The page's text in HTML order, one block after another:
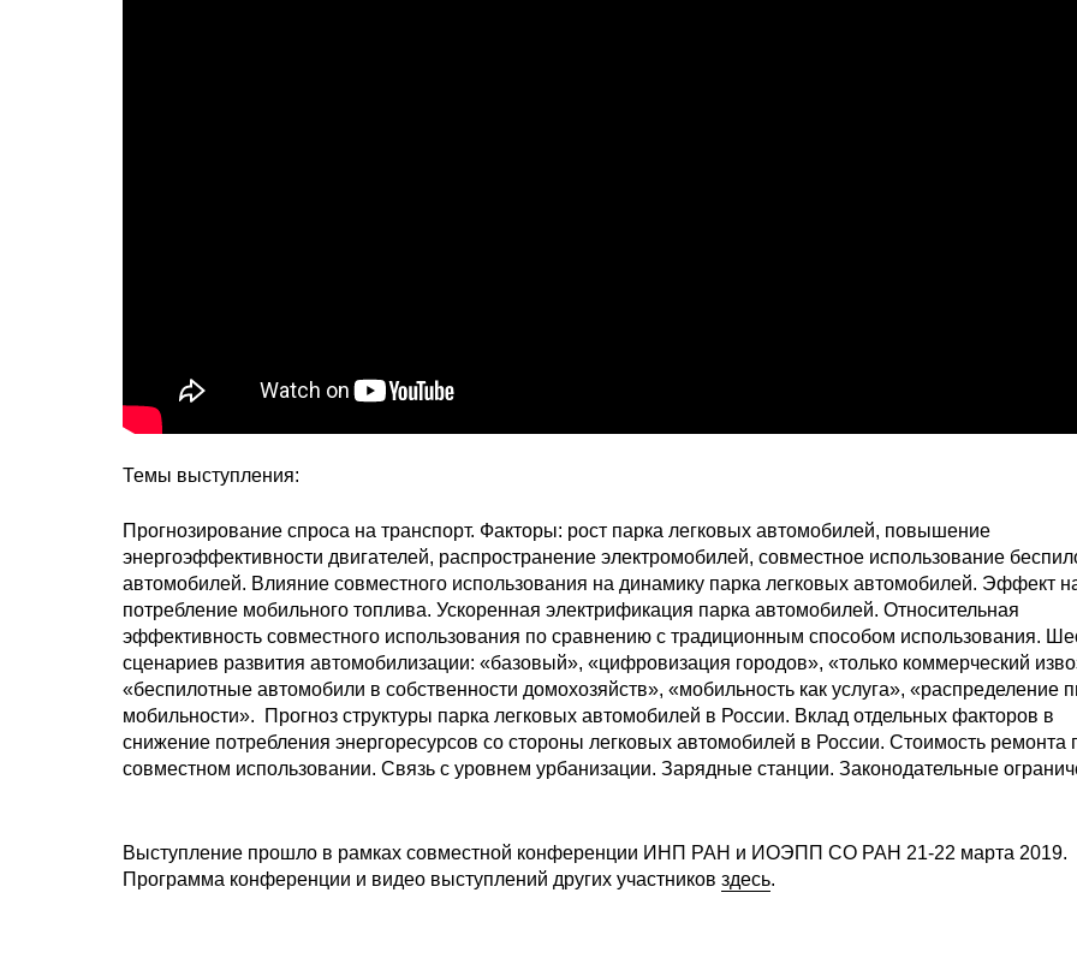
Темы выступления:
Прогнозирование спроса на транспорт. Факторы: рост парка легковых автомобилей, повышение
энергоэффективности двигателей, распространение электромобилей, совместное использование
автомобилей. Влияние совместного использования на динамику парка легковых автомобилей. Эффект
потребление мобильного топлива. Ускоренная электрификация парка автомобилей. Относительная
эффективность совместного использования по сравнению с традиционным способом использования.
сценариев развития автомобилизации: «базовый», «цифровизация городов», «только коммерческий
«беспилотные автомобили в собственности домохозяйств», «мобильность как услуга», «распределение
мобильности». Прогноз структуры парка легковых автомобилей в России. Вклад отдельных факторов в
снижение потребления энергоресурсов со стороны легковых автомобилей в России. Стоимость ремонта
совместном использовании. Связь с уровнем урбанизации. Зарядные станции. Законодательные
Выступление прошло в рамках совместной конференции ИНП РАН и ИОЭПП СО РАН 21-22 марта 2019.
Программа конференции и видео выступлений других участников здесь.